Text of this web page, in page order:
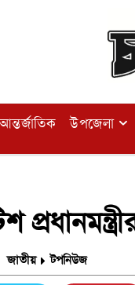
উপজেলা
জাতীয় টপনিউজ